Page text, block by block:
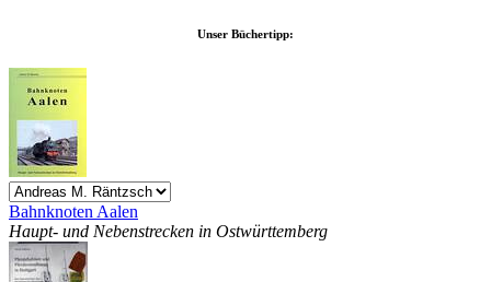
Unser Büchertipp:
Bahnknoten Aalen
Haupt- und Nebenstrecken in Ostwürttemberg